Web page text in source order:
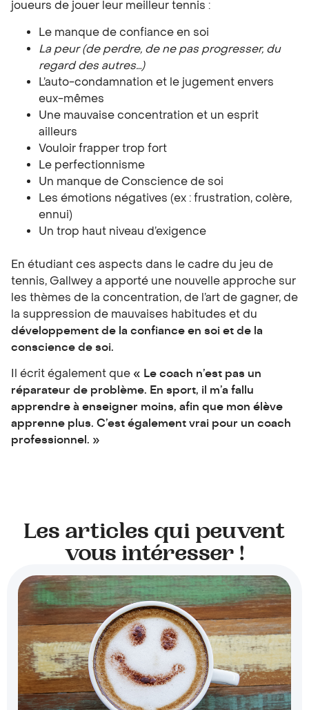
joueurs de jouer leur meilleur tennis :
Le manque de confiance en soi
La peur (de perdre, de ne pas progresser, du
regard des autres…)
L’auto-condamnation et le jugement envers
eux-mêmes
Une mauvaise concentration et un esprit
ailleurs
Vouloir frapper trop fort
Le perfectionnisme
Un manque de Conscience de soi
Les émotions négatives (ex : frustration, colère,
ennui)
Un trop haut niveau d’exigence
En étudiant ces aspects dans le cadre du jeu de
tennis, Gallwey a apporté une nouvelle approche sur
les thèmes de la concentration, de l’art de gagner, de
la suppression de mauvaises habitudes et du
développement de la confiance en soi et de la
conscience de soi.
Il écrit également que « Le coach n’est pas un
réparateur de problème. En sport, il m’a fallu
apprendre à enseigner moins, afin que mon élève
apprenne plus. C’est également vrai pour un coach
professionnel. »
Les articles qui peuvent
vous intéresser !